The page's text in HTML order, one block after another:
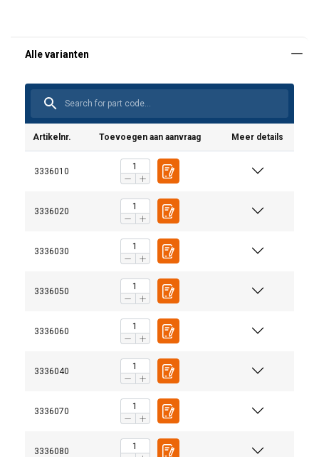
Artikelnr. Toevoegen aan aanvraag Meer details
3336010
3336020
3336030
3336050
3336060
3336040
3336070
3336080